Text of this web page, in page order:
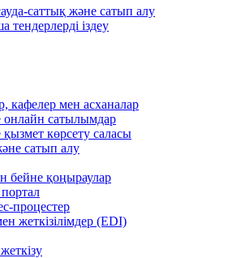
саттық және сатып алу
іздеу
кафелер мен асханалар
онлайн сатылымдар
көрсету саласы
сатып алу
бейне қоңыраулар
процестер
жеткізілімдер (EDI)